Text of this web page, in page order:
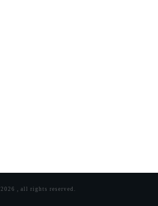
2026 , all rights reserved.